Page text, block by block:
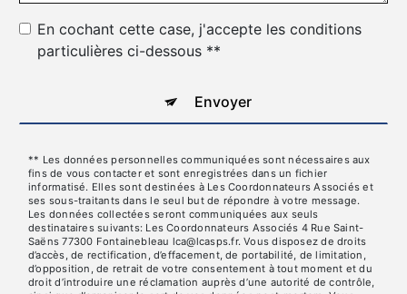
En cochant cette case, j'accepte les conditions
particulières ci-dessous **
Envoyer
** Les données personnelles communiquées sont nécessaires aux
fins de vous contacter et sont enregistrées dans un fichier
informatisé. Elles sont destinées à Les Coordonnateurs Associés et
ses sous-traitants dans le seul but de répondre à votre message.
Les données collectées seront communiquées aux seuls
destinataires suivants: Les Coordonnateurs Associés 4 Rue Saint-
Saëns 77300 Fontainebleau lca@lcasps.fr. Vous disposez de droits
d’accès, de rectification, d’effacement, de portabilité, de limitation,
d’opposition, de retrait de votre consentement à tout moment et du
droit d’introduire une réclamation auprès d’une autorité de contrôle,